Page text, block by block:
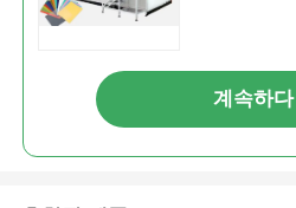
계속하다